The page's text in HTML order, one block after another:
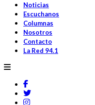
Noticias
Escuchanos
Columnas
Nosotros
Contacto
La Red 94.1